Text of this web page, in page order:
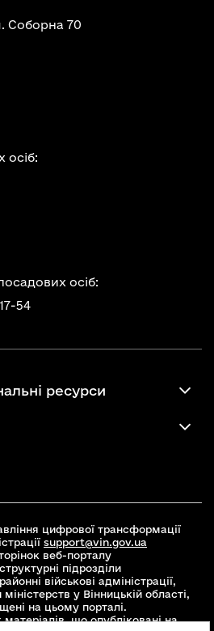
Соборна 70
осіб:
осіб:
54
ресурси
цифрової трансформації
support@vin.gov.ua
веб-порталу
підрозділи
військові адміністрації,
міністерств у Вінницькій області,
на цьому порталі.
що опубліковані на